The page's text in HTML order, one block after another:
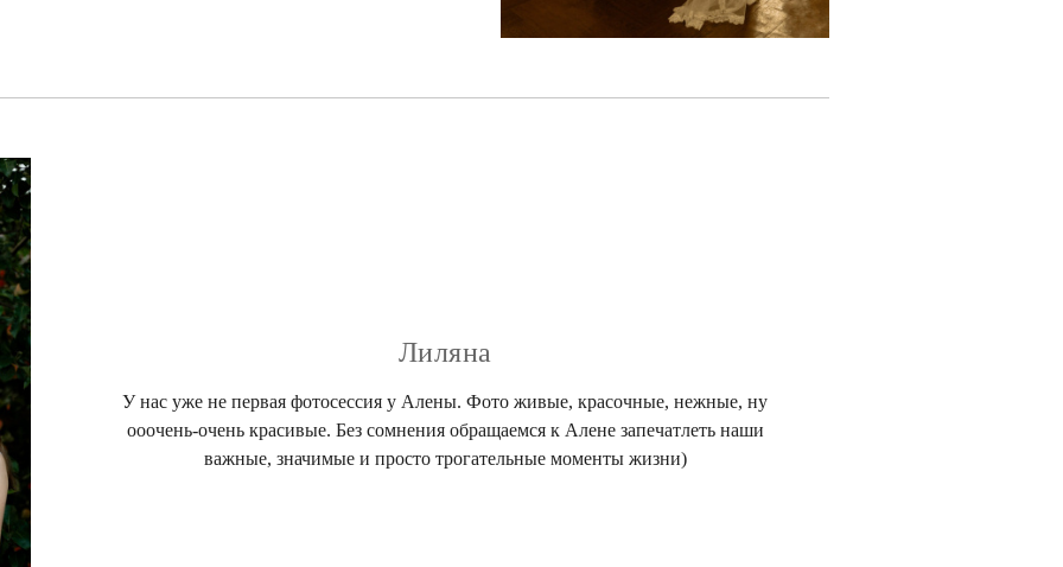
Лиляна
У нас уже не первая фотосессия у Алены. Фото живые, красочные, нежные, ну
ооочень-очень красивые. Без сомнения обращаемся к Алене запечатлеть наши
важные, значимые и просто трогательные моменты жизни)